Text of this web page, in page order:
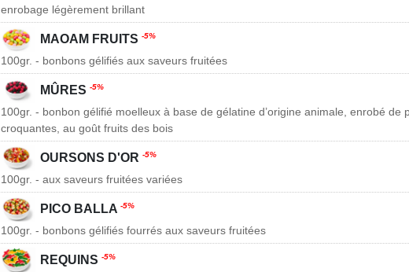
enrobage légèrement brillant
MAOAM FRUITS -5%
100gr. - bonbons gélifiés aux saveurs fruitées
MÛRES -5%
100gr. - bonbon gélifié moelleux à base de gélatine d’origine animale, enrobé de
croquantes, au goût fruits des bois
OURSONS D'OR -5%
100gr. - aux saveurs fruitées variées
PICO BALLA -5%
100gr. - bonbons gélifiés fourrés aux saveurs fruitées
REQUINS -5%